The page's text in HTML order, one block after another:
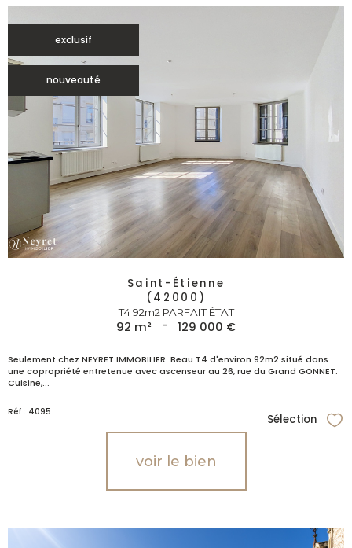
exclusif
nouveauté
Saint-Étienne
(42000)
T4 92m2 PARFAIT ÉTAT
92 m² - 129 000 €
Seulement chez NEYRET IMMOBILIER. Beau T4 d'environ 92m2 situé dans
une copropriété entretenue avec ascenseur au 26, rue du Grand GONNET.
Cuisine,...
Réf : 4095
Sélection
voir le bien